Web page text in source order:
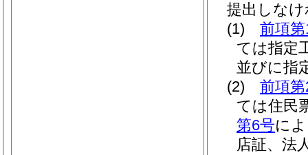
提出しな
(1)
前項
ては指定
並びに指
(2)
前項
ては住民
第6号に
店証、法